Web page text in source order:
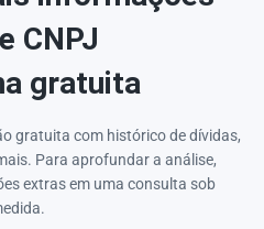
CNPJ
gratuita
gratuita com histórico de dívidas,
Para aprofundar a análise,
extras em uma consulta sob